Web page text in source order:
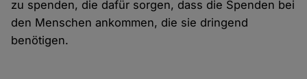
zu spenden, die dafür sorgen, dass die Spenden bei
den Menschen ankommen, die sie dringend
benötigen.